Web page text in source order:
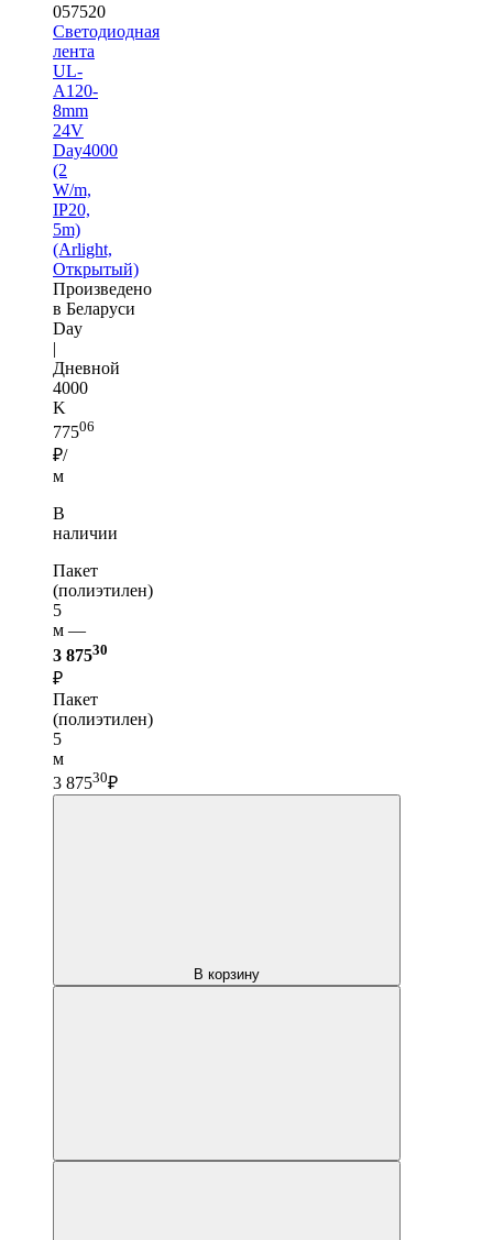
057520
Светодиодная
лента
UL-
A120-
8mm
24V
Day4000
(2
W/m,
IP20,
5m)
(Arlight,
Открытый)
Произведено
в Беларуси
Day
|
Дневной
4000
K
77506
₽/
м
В
наличии
Пакет
(полиэтилен)
5
м —
3 87530
₽
Пакет
(полиэтилен)
5
м
3 87530₽
В корзину